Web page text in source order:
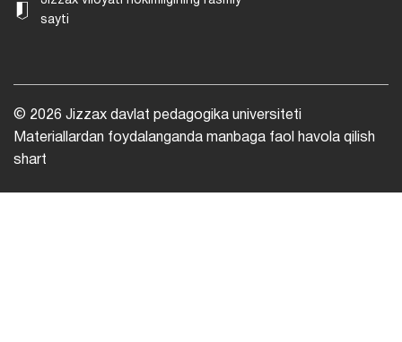
sayti
© 2026 Jizzax davlat pedagogika universiteti
Materiallardan foydalanganda manbaga faol havola qilish
shart